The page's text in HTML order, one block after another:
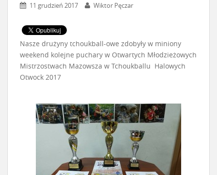
11 grudzień 2017 Wiktor Pęczar
Nasze drużyny tchoukball-owe zdobyły w miniony
weekend kolejne puchary w Otwartych Młodzieżowych
Mistrzostwach Mazowsza w Tchoukballu Halowych
Otwock 2017